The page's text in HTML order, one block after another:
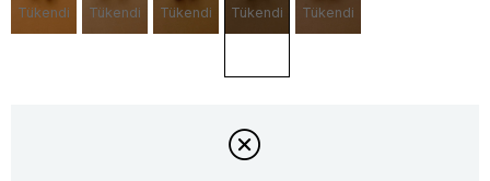
Tükendi Tükendi Tükendi Tükendi Tükendi